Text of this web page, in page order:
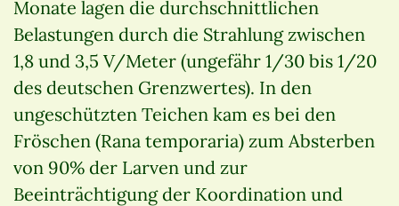
Monate lagen die durchschnittlichen
Belastungen durch die Strahlung zwischen
1,8 und 3,5 V/Meter (ungefähr 1/30 bis 1/20
des deutschen Grenzwertes). In den
ungeschützten Teichen kam es bei den
Fröschen (Rana temporaria) zum Absterben
von 90% der Larven und zur
Beeinträchtigung der Koordination und